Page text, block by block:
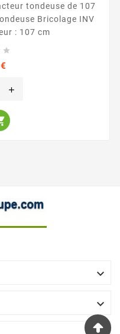
tondeuse de 107
Bricolage INV
: 107 cm

add

